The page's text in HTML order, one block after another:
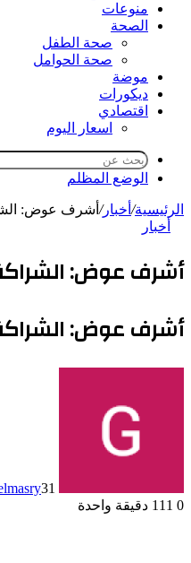
منوعات
الصحة
صحة الطفل
صحة الحوامل
موضة
ديكورات
اقتصادي
اسعار اليوم
الوضع المظلم
الرئيسية/ أخبار/ أشرف عوض:
أخبار
أشرف عوض:
أشرف عوض:
31 أكتوبر، 2024
0
دقيقة واحدة